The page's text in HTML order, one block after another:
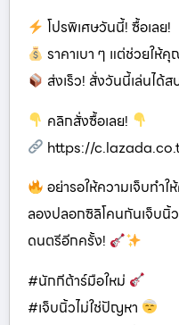
โปรพิเศษวันนี้! ซื้อเลย!
ราคาเบา ๆ แต่ช่วยให้
ส่งเร็ว! สั่งวันนี้เล่นได้
คลิกสั่งซื้อเลย!
https://
อย่ารอให้ความเจ็บทำ
ลองปลอกซิลิโคนกันเจ็บนิ้
ดนตรีอีกครั้ง!
#นักกีต้าร์มือใหม่
#เจ็บนิ้วไม่ใช่ปัญหา